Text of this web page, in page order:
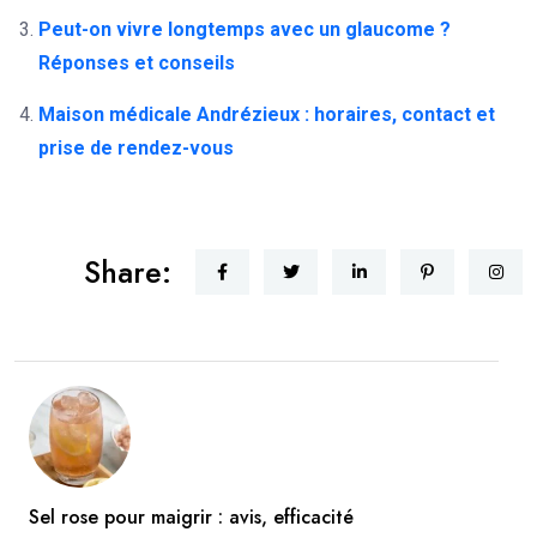
Peut-on vivre longtemps avec un glaucome ?
Réponses et conseils
Maison médicale Andrézieux : horaires, contact et
prise de rendez-vous
Share:
Sel rose pour maigrir : avis, efficacité